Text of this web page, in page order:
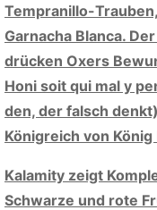
Tempranillo-
Garnacha Blanca.
drücken Oxers
Honi soit qui mal y
den, der falsch
Königreich von
Kalamity zeigt
Schwarze und rote